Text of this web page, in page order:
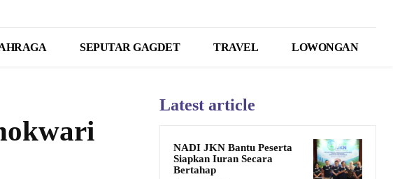
SEPUTAR GAGDET TRAVEL LOWONGAN
Latest article
NADI JKN Bantu Peserta
Siapkan Iuran Secara
Bertahap